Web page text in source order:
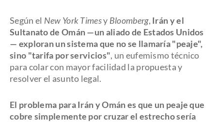
Según el New York Timesy Bloomberg, Irán y el
Sultanato de Omán —un aliado de Estados Unidos
— exploran un sistema que no se llamaría "peaje",
sino "tarifa por servicios", un eufemismo técnico
para colar con mayor facilidad la propuesta y
resolver el asunto legal.
El problema para Irán y Omán es que un peaje que
cobre simplemente por cruzar el estrecho sería